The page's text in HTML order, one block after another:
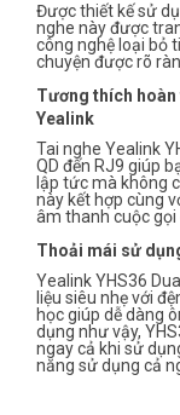
Được thiết kế sử
nghe này được
công nghệ loại bỏ
chuyện được rõ
Tương thích
Yealink
Tai nghe Yealink
QD đến RJ9 giúp
lập tức mà không
này kết hợp cùng
âm thanh cuộc gọi
Thoải mái sử
Yealink YHS36
liệu siêu nhẹ với
học giúp dễ dàng
dụng như vậy,
ngay cả khi sử
năng sử dụng cả